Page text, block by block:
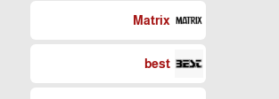
Matrix
best